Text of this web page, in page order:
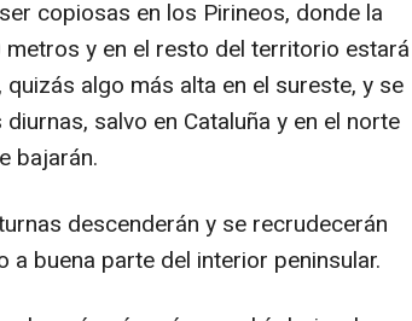
copiosas en los Pirineos, donde la
y en el resto del territorio estará
algo más alta en el sureste, y se
salvo en Cataluña y en el norte
bajarán.
descenderán y se recrudecerán
buena parte del interior peninsular.